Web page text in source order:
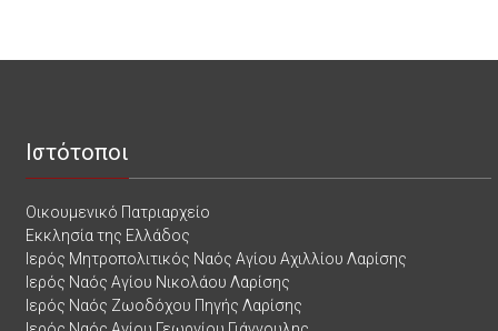
Ιστότοποι
Οικουμενικό Πατριαρχείο
Εκκλησία της Ελλάδος
Ιερός Μητροπολιτικός Ναός Αγίου Αχιλλίου Λαρίσης
Ιερός Ναός Αγίου Νικολάου Λαρίσης
Ιερός Ναός Ζωοδόχου Πηγής Λαρίσης